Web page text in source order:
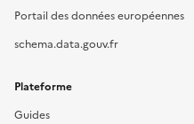
Portail des données européennes
schema.data.gouv.fr
Plateforme
Guides